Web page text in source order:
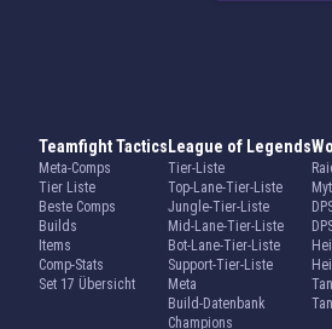
Teamfight Tactics
Meta-Comps
Tier Liste
Beste Comps
Builds
Items
Comp-Stats
Set 17 Übersicht
League of Legends
Tier-Liste
Top-Lane-Tier-Liste
Jungle-Tier-Liste
Mid-Lane-Tier-Liste
Bot-Lane-Tier-Liste
Support-Tier-Liste
Meta
Build-Datenbank
Champions